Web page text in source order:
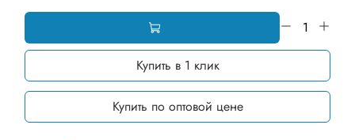
Купить в 1 клик
Купить по оптовой цене